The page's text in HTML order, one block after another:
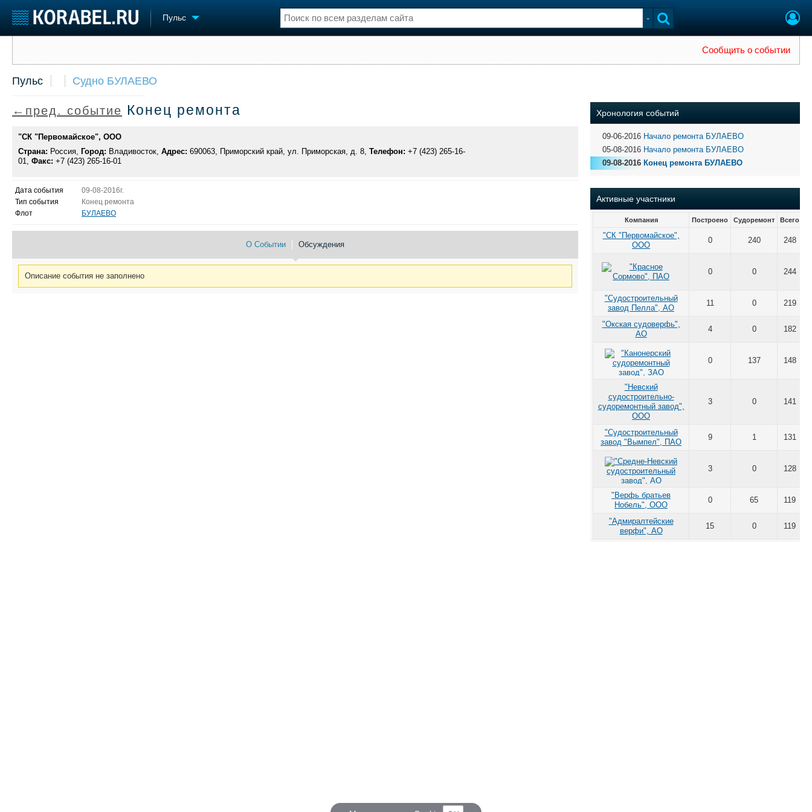
Пульс
Судостроение
Пульс
Компании
Работа
Крюинг
Журнал
Торговая площадка
Доска объявлений
Оборудование
Материалы
Услуги
Конференции
Словарь
Флот
Сообщить о событии
Пульс Судно БУЛАЕВО
←пред. событие Конец ремонта
"СК "Первомайское", ООО
Страна: Россия, Город: Владивосток, Адрес: 690063, Приморский край, ул. Приморская, д. 8, Телефон: +7 (423) 265-16-
01, Факс: +7 (423) 265-16-01
Дата события
09-08-2016г.
Тип события
Конец ремонта
Флот
БУЛАЕВО
О Событии Обсуждения
Описание события не заполнено
Хронология событий
09-06-2016 Начало ремонта БУЛАЕВО
05-08-2016 Начало ремонта БУЛАЕВО
09-08-2016 Конец ремонта БУЛАЕВО
Активные участники
Компания Построено Судоремонт Всего
"СК "Первомайское",
ООО
0 240 248
0 0 244
"Судостроительный
завод Пелла", АО
11 0 219
"Окская судоверфь",
АО
4 0 182
0 137 148
"Невский
судостроительно-
судоремонтный завод",
ООО
3 0 141
"Судостроительный
завод "Вымпел", ПАО
9 1 131
3 0 128
"Верфь братьев
Нобель", ООО
0 65 119
"Адмиралтейские
верфи", АО
15 0 119